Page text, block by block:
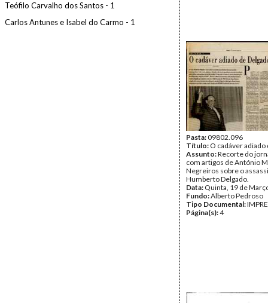
Teófilo Carvalho dos Santos - 1
Carlos Antunes e Isabel do Carmo - 1
Pasta:09802.096
Título: O cadáver adiado
Assunto:Recorte do
com artigos de António
Negreiros sobre o
Humberto Delgado.
Data: Quinta, 19 de
Fundo:Alberto Pedroso
Tipo Documental:
Página(s):4